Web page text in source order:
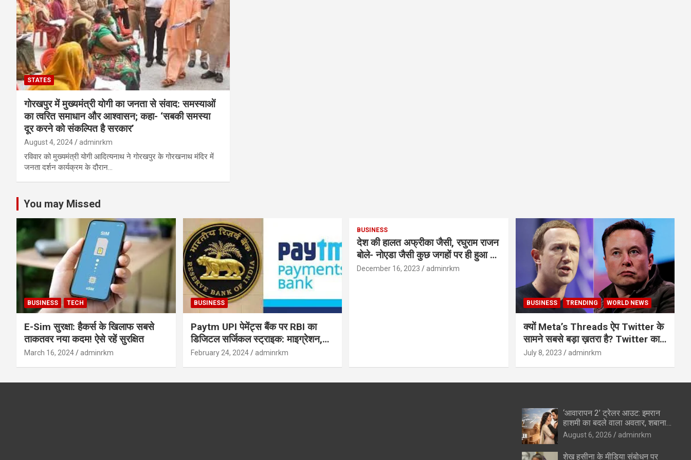
STATES
गोरखपुर में मुख्यमंत्री योगी का जनता से संवाद: समस्याओं
का त्वरित समाधान और आश्वासन; कहा- ‘सबकी समस्या
दूर करने को संकल्पित है सरकार’
August 4, 2024 adminrkm
रविवार को मुख्यमंत्री योगी आदित्यनाथ ने गोरखपुर के गोरखनाथ मंदिर में
जनता दर्शन कार्यक्रम के दौरान…
You may Missed
BUSINESS TECH
E-Sim सुरक्षा: हैकर्स के खिलाफ सबसे
ताकतवर नया कदम! ऐसे रहें सुरक्षित
March 16, 2024 adminrkm
BUSINESS
Paytm UPI पेमेंट्स बैंक पर RBI का
डिजिटल सर्जिकल स्ट्राइक: माइग्रेशन,
सुरक्षा और उपयोगकर्ताओं के लिए सलाह!
February 24, 2024 adminrkm
BUSINESS
देश की हालत अफ्रीका जैसी, रघुराम राजन
बोले- नोएडा जैसी कुछ जगहों पर ही हुआ है
विकास : रघुराम राजन
December 16, 2023 adminrkm
BUSINESS TRENDING WORLD NEWS
क्यों Meta’s Threads ऐप Twitter के
सामने सबसे बड़ा ख़तरा है? Twitter का
अंत?
July 8, 2023 adminrkm
‘आवारापन 2’ ट्रेलर आउट: इमरान
हाशमी का बदले वाला अवतार, शबाना
आजमी के विलेन रोल ने उड़ाए होश
August 6, 2026 adminrkm
शेख हसीना के मीडिया संबोधन पर